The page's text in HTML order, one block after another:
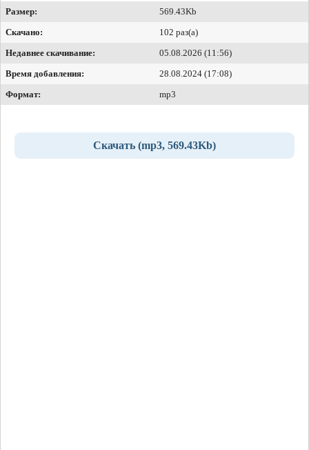
Размер:
569.43Kb
Скачано:
102 раз(а)
Недавнее скачивание:
05.08.2026 (11:56)
Время добавления:
28.08.2024 (17:08)
Формат:
mp3
Скачать (mp3, 569.43Kb)